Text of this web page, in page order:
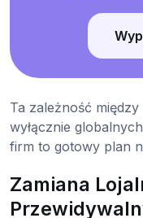
Ta zależność
wyłącznie
firm to gotowy plan
Zamiana